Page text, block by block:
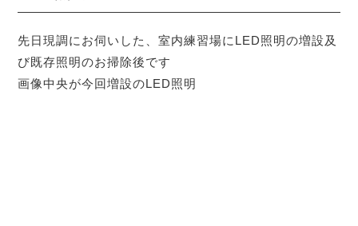
先日現調にお伺いした、室内練習場にLED照明の増設及
び既存照明のお掃除後です
画像中央が今回増設のLED照明